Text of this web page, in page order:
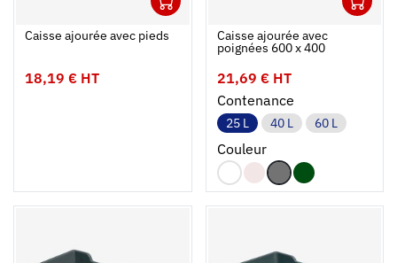
Ajouter au panier
Caisse ajourée avec pieds
18,19 € HT
Caisse ajourée avec
poignées 600 x 400
21,69 € HT
Contenance
25 L 40 L 60 L
Couleur